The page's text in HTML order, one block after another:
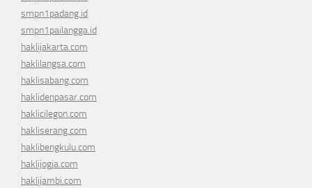
smpn1padang.id
smpn1pailangga.id
haklijakarta.com
haklilangsa.com
haklisabang.com
haklidenpasar.com
haklicilegon.com
hakliserang.com
haklibengkulu.com
haklijogja.com
haklijambi.com